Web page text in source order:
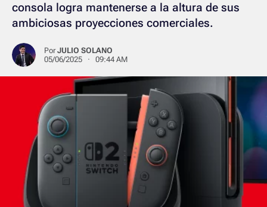
consola logra mantenerse a la altura de sus
ambiciosas proyecciones comerciales.
PorJULIO SOLANO
05/06/2025 · 09:44 AM